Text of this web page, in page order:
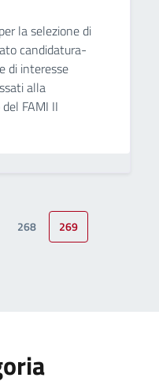
la selezione di
candidatura-
di interesse
alla
FAMI II
268
269